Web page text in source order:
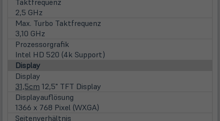
Taktfrequenz
2,5 GHz
Max. Turbo Taktfrequenz
3,10 GHz
Prozessorgrafik
Intel HD 520 (4k Support)
Display
Display
31,5cm 12,5" TFT Display
Displayauflösung
1366 x 768 Pixel (WXGA)
Seitenverhältnis